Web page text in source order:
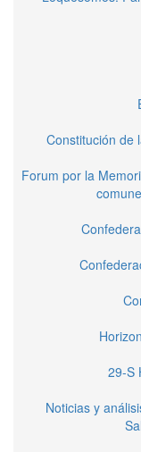
Constitución de
Forum por la
29-S
Noticias y